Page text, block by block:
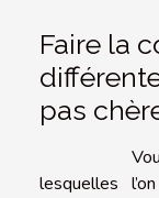
Faire la
pas
Vous
lesquelles